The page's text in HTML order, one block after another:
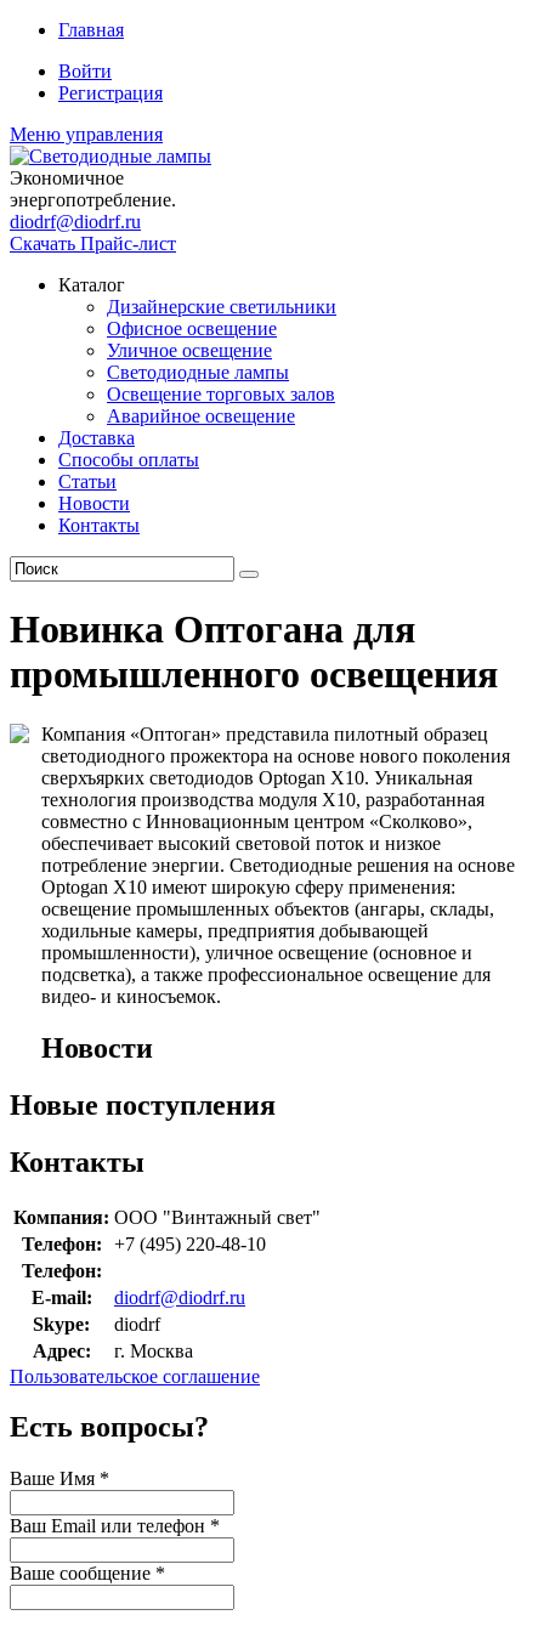
Главная
Войти
Регистрация
Меню управления
Экономичное
энергопотребление.
diodrf@diodrf.ru
Скачать Прайс-лист
Каталог
Дизайнерские светильники
Офисное освещение
Уличное освещение
Светодиодные лампы
Освещение торговых залов
Аварийное освещение
Доставка
Способы оплаты
Статьи
Новости
Контакты
Новинка Оптогана для
промышленного освещения
Компания «Оптоган» представила пилотный образец
светодиодного прожектора на основе нового поколения
сверхъярких светодиодов Optogan X10. Уникальная
технология производства модуля Х10, разработанная
совместно с Инновационным центром «Сколково»,
обеспечивает высокий световой поток и низкое
потребление энергии. Светодиодные решения на основе
Optogan X10 имеют широкую сферу применения:
освещение промышленных объектов (ангары, склады,
ходильные камеры, предприятия добывающей
промышленности), уличное освещение (основное и
подсветка), а также профессиональное освещение для
видео- и киносъемок.
Новости
Новые поступления
Контакты
Компания: ООО "Винтажный свет"
Телефон:
+7 (495) 220-48-10
Телефон:
E-mail:
diodrf@diodrf.ru
Skype:
diodrf
Адрес:
г. Москва
Пользовательское соглашение
Есть вопросы?
Ваше Имя *
Ваш Email или телефон *
Ваше сообщение *